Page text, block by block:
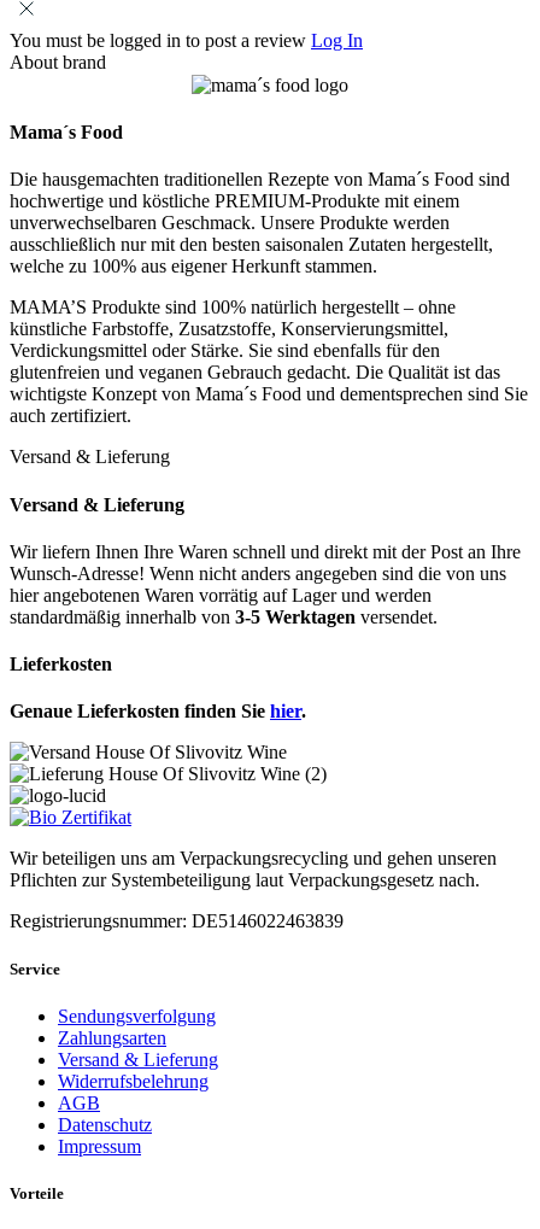
You must be logged in to post a review Log In
About brand
Mama´s Food
Die hausgemachten traditionellen Rezepte von Mama´s Food sind
hochwertige und köstliche PREMIUM-Produkte mit einem
unverwechselbaren Geschmack. Unsere Produkte werden
ausschließlich nur mit den besten saisonalen Zutaten hergestellt,
welche zu 100% aus eigener Herkunft stammen.
MAMA’S Produkte sind 100% natürlich hergestellt – ohne
künstliche Farbstoffe, Zusatzstoffe, Konservierungsmittel,
Verdickungsmittel oder Stärke. Sie sind ebenfalls für den
glutenfreien und veganen Gebrauch gedacht. Die Qualität ist das
wichtigste Konzept von Mama´s Food und dementsprechen sind Sie
auch zertifiziert.
Versand & Lieferung
Versand & Lieferung
Wir liefern Ihnen Ihre Waren schnell und direkt mit der Post an Ihre
Wunsch-Adresse! Wenn nicht anders angegeben sind die von uns
hier angebotenen Waren vorrätig auf Lager und werden
standardmäßig innerhalb von 3-5 Werktagen versendet.
Lieferkosten
Genaue Lieferkosten finden Sie hier.
Wir beteiligen uns am Verpackungsrecycling und gehen unseren
Pflichten zur Systembeteiligung laut Verpackungsgesetz nach.
Registrierungsnummer: DE5146022463839
Service
Sendungsverfolgung
Zahlungsarten
Versand & Lieferung
Widerrufsbelehrung
AGB
Datenschutz
Impressum
Vorteile